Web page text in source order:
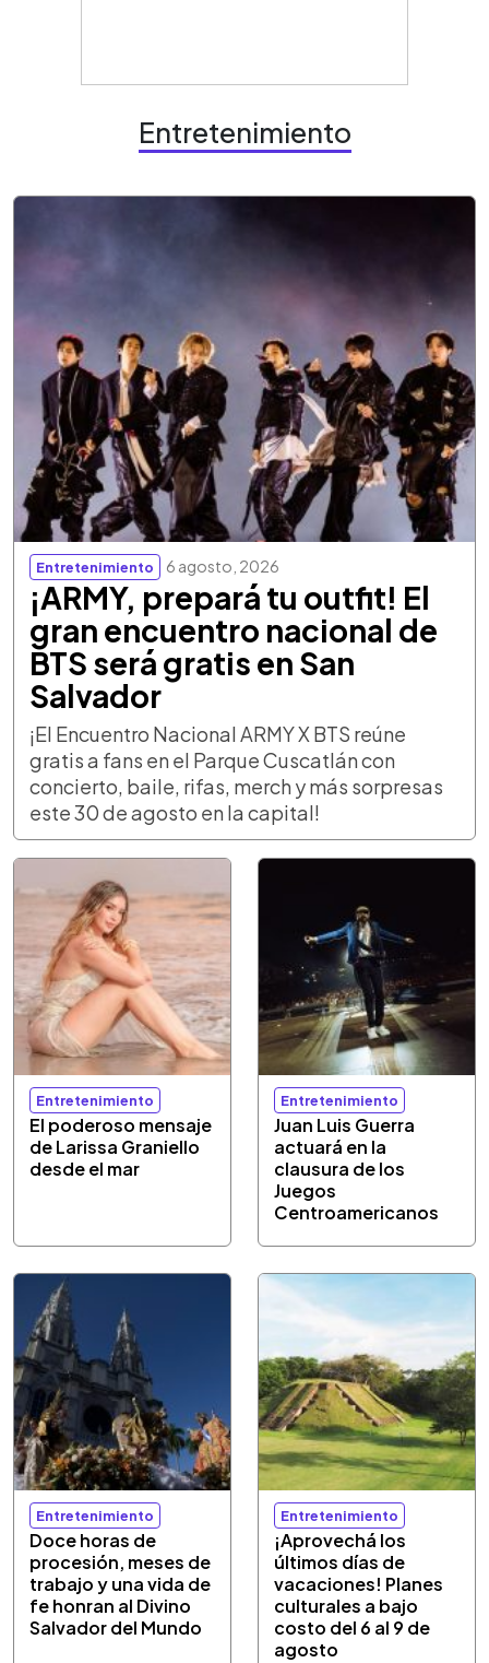
Entretenimiento
Entretenimiento 6 agosto, 2026
¡ARMY, prepará tu outfit! El
gran encuentro nacional de
BTS será gratis en San
Salvador
¡El Encuentro Nacional ARMY X BTS reúne
gratis a fans en el Parque Cuscatlán con
concierto, baile, rifas, merch y más sorpresas
este 30 de agosto en la capital!
Entretenimiento
El poderoso mensaje
de Larissa Graniello
desde el mar
Entretenimiento
Juan Luis Guerra
actuará en la
clausura de los
Juegos
Centroamericanos
Entretenimiento
Doce horas de
procesión, meses de
trabajo y una vida de
fe honran al Divino
Salvador del Mundo
Entretenimiento
¡Aprovechá los
últimos días de
vacaciones! Planes
culturales a bajo
costo del 6 al 9 de
agosto